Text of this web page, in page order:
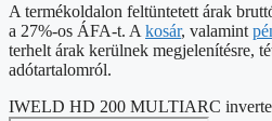
A termékoldalon feltüntetett árak
a 27%-os ÁFA-t. A kosár, valamint
terhelt árak kerülnek megjelenítésre,
adótartalomról.
IWELD HD 200 MULTIARC